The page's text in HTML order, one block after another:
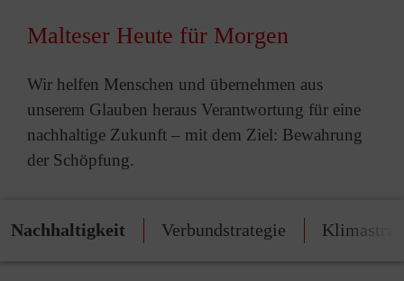
Malteser Heute für Morgen
Wir helfen Menschen und übernehmen aus
unserem Glauben heraus Verantwortung für eine
nachhaltige Zukunft – mit dem Ziel: Bewahrung
der Schöpfung.
Nachhaltigkeit Verbundstrategie